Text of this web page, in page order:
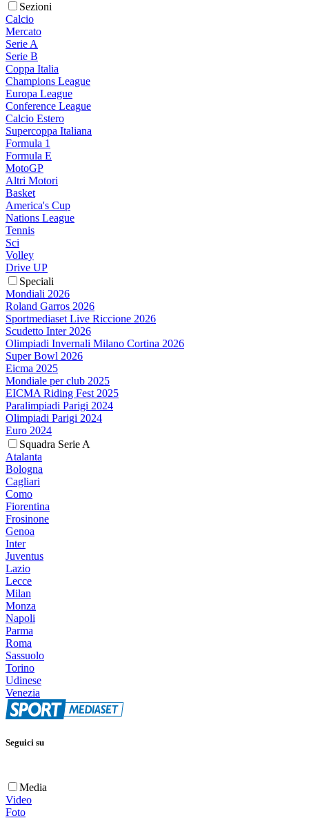
Sezioni
Calcio
Mercato
Serie A
Serie B
Coppa Italia
Champions League
Europa League
Conference League
Calcio Estero
Supercoppa Italiana
Formula 1
Formula E
MotoGP
Altri Motori
Basket
America's Cup
Nations League
Tennis
Sci
Volley
Drive UP
Speciali
Mondiali 2026
Roland Garros 2026
Sportmediaset Live Riccione 2026
Scudetto Inter 2026
Olimpiadi Invernali Milano Cortina 2026
Super Bowl 2026
Eicma 2025
Mondiale per club 2025
EICMA Riding Fest 2025
Paralimpiadi Parigi 2024
Olimpiadi Parigi 2024
Euro 2024
Squadra Serie A
Atalanta
Bologna
Cagliari
Como
Fiorentina
Frosinone
Genoa
Inter
Juventus
Lazio
Lecce
Milan
Monza
Napoli
Parma
Roma
Sassuolo
Torino
Udinese
Venezia
Seguici su
Media
Video
Foto